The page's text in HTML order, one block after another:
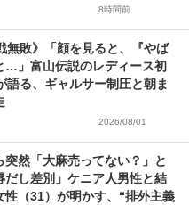
8時間前
無敗》「顔を見ると、『やば
…」富山伝説のレディース初
語る、ギャルサー制圧と朝ま
2026/08/01
突然「大麻売ってない？」と
し差別」ケニア人男性と結
性（31）が明かす、“排外主義